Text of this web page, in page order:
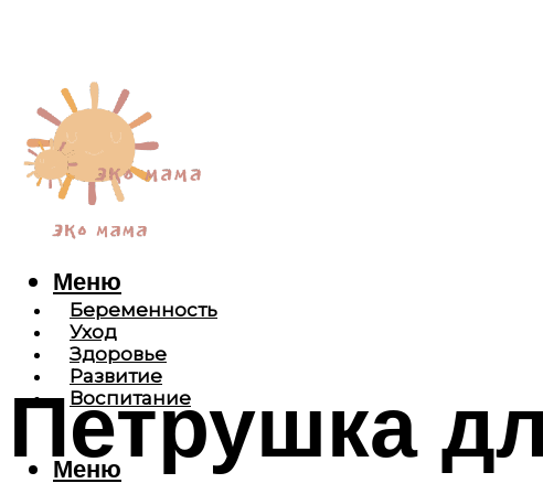
Беременность
Уход
Здоровье
Развитие
Воспитание
Меню
Меню
Петрушка